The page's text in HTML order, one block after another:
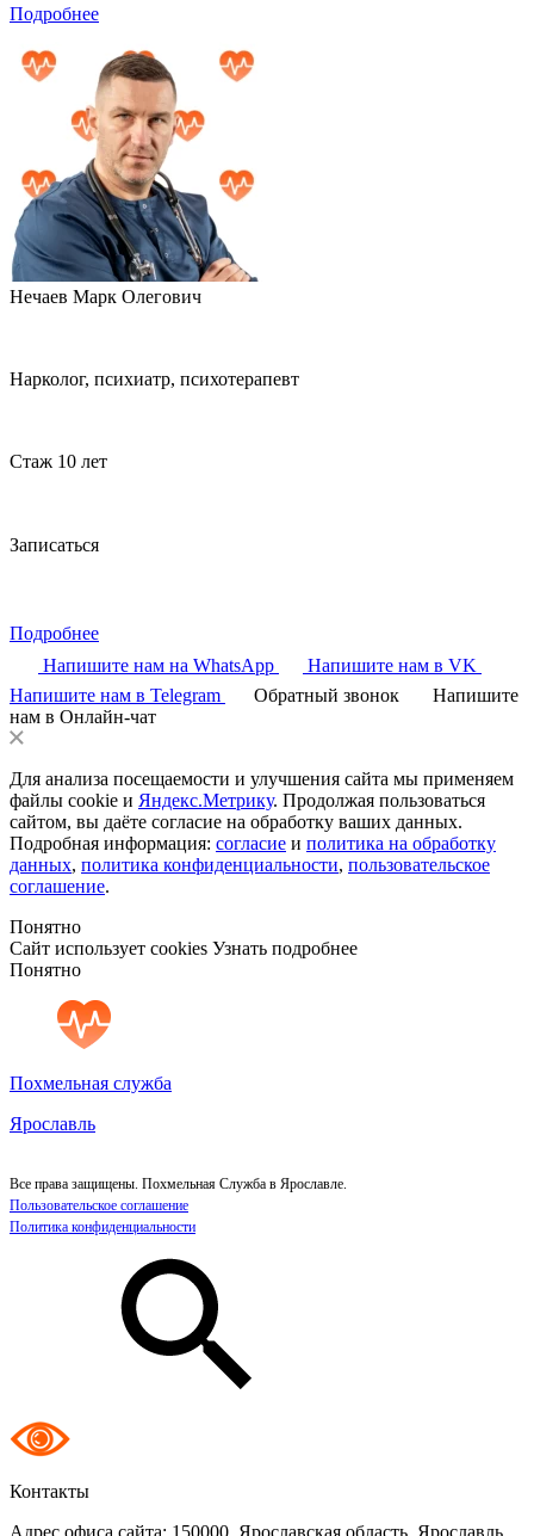
Подробнее
Нечаев Марк Олегович
Нарколог, психиатр, психотерапевт
Стаж 10 лет
Записаться
Подробнее
Напишите нам на WhatsApp
Напишите нам в VK
Напишите нам в Telegram
Обратный звонок
Напишите
нам в Онлайн-чат
Для анализа посещаемости и улучшения сайта мы применяем
файлы cookie и Яндекс.Метрику. Продолжая пользоваться
сайтом, вы даёте согласие на обработку ваших данных.
Подробная информация: согласие и политика на обработку
данных, политика конфиденциальности, пользовательское
соглашение.
Понятно
Сайт использует cookies Узнать подробнее
Понятно
Похмельная служба
Ярославль
Все права защищены. Похмельная Служба в Ярославле.
Пользовательское соглашение
Политика конфиденциальности
Контакты
Адрес офиса сайта: 150000, Ярославская область, Ярославль,